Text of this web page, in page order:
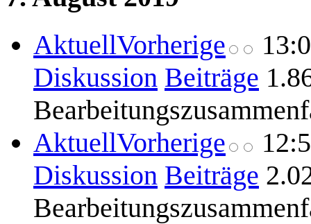
AktuellVorherige
Diskussion Beiträge
AktuellVorherige
Diskussion Beiträge